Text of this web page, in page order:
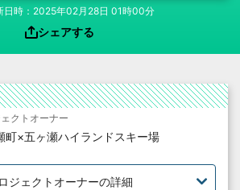
日時：2025年02月28日 01時00分
シェアする
クトオーナー
町×五ヶ瀬ハイランドスキー場
ジェクトオーナーの詳細